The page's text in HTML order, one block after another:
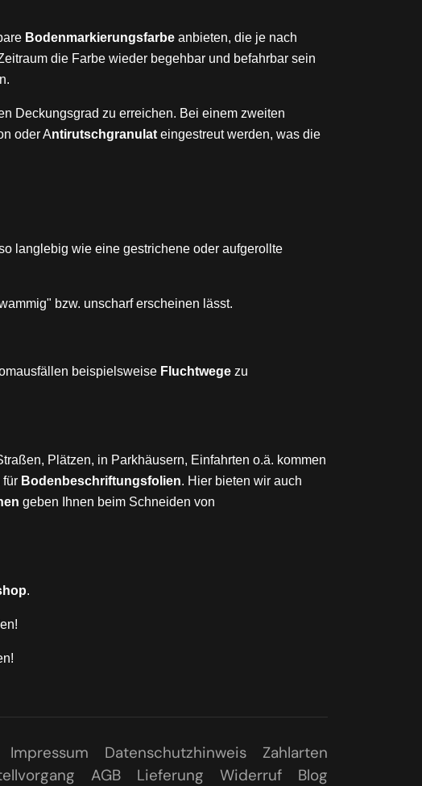
Bodenmarkierungsfarbe anbieten, die je nach
die Farbe wieder begehbar und befahrbar sein
Deckungsgrad zu erreichen. Bei einem zweiten
oder Antirutschgranulat eingestreut werden, was die
langlebig wie eine gestrichene oder aufgerollte
bzw. unscharf erscheinen lässt.
beispielsweise Fluchtwege zu
Plätzen, in Parkhäusern, Einfahrten o.ä. kommen
für Bodenbeschriftungsfolien. Hier bieten wir auch
geben Ihnen beim Schneiden von
.
Impressum Datenschutzhinweis
Zahlarten
AGB Lieferung Widerruf Blog